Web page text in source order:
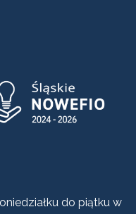
do piątku w